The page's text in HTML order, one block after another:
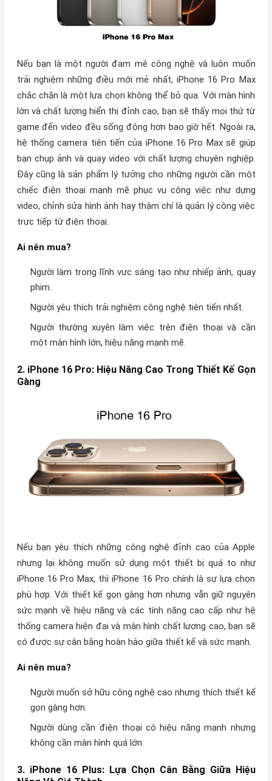
Nếu bạn là một người đam mê công nghệ và luôn muốn
trải nghiệm những điều mới mẻ nhất, iPhone 16 Pro Max
chắc chắn là một lựa chọn không thể bỏ qua. Với màn hình
lớn và chất lượng hiển thị đỉnh cao, bạn sẽ thấy mọi thứ từ
game đến video đều sống động hơn bao giờ hết. Ngoài ra,
hệ thống camera tiên tiến của iPhone 16 Pro Max sẽ giúp
bạn chụp ảnh và quay video với chất lượng chuyên nghiệp.
Đây cũng là sản phẩm lý tưởng cho những người cần một
chiếc điện thoại mạnh mẽ phục vụ công việc như dựng
video, chỉnh sửa hình ảnh hay thậm chí là quản lý công việc
trực tiếp từ điện thoại.
Ai nên mua?
Người làm trong lĩnh vực sáng tạo như nhiếp ảnh, quay
phim.
Người yêu thích trải nghiệm công nghệ tiên tiến nhất.
Người thường xuyên làm việc trên điện thoại và cần
một màn hình lớn, hiệu năng mạnh mẽ.
2. iPhone 16 Pro: Hiệu Năng Cao Trong Thiết Kế Gọn
Gàng
Nếu bạn yêu thích những công nghệ đỉnh cao của Apple
nhưng lại không muốn sử dụng một thiết bị quá to như
iPhone 16 Pro Max, thì iPhone 16 Pro chính là sự lựa chọn
phù hợp. Với thiết kế gọn gàng hơn nhưng vẫn giữ nguyên
sức mạnh về hiệu năng và các tính năng cao cấp như hệ
thống camera hiện đại và màn hình chất lượng cao, bạn sẽ
có được sự cân bằng hoàn hảo giữa thiết kế và sức mạnh.
Ai nên mua?
Người muốn sở hữu công nghệ cao nhưng thích thiết kế
gọn gàng hơn.
Người dùng cần điện thoại có hiệu năng mạnh nhưng
không cần màn hình quá lớn.
3. iPhone 16 Plus: Lựa Chọn Cân Bằng Giữa Hiệu